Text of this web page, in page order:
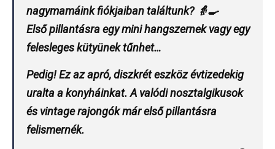
nagymamáink fiókjaiban találtunk? 👵🍳
Első pillantásra egy mini hangszernek vagy egy
felesleges kütyünek tűnhet…
Pedig! Ez az apró, diszkrét eszköz évtizedekig
uralta a konyháinkat. A valódi nosztalgikusok
és vintage rajongók már első pillantásra
felismernék.